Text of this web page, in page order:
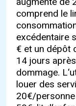
comprend le
excédentaire
€ et un dépôt
14 jours
dommage.
louer des
20€/